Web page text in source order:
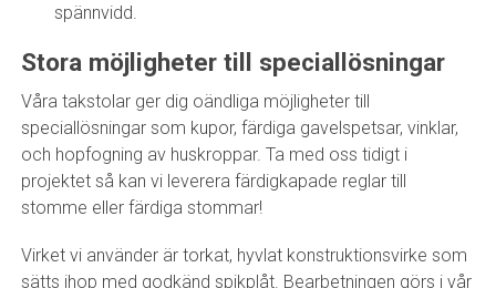
spännvidd.
Stora möjligheter till speciallösningar
Våra takstolar ger dig oändliga möjligheter till
speciallösningar som kupor, färdiga gavelspetsar, vinklar,
och hopfogning av huskroppar. Ta med oss tidigt i
projektet så kan vi leverera färdigkapade reglar till
stomme eller färdiga stommar!
Virket vi använder är torkat, hyvlat konstruktionsvirke som
sätts ihop med godkänd spikplåt. Bearbetningen görs i vår